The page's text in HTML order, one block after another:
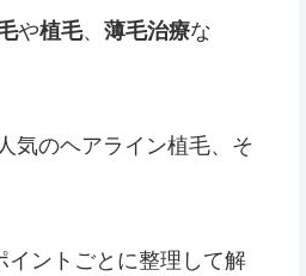
や植毛、 薄毛治療な
気のヘアライン植毛、そ
イントごとに整理して解